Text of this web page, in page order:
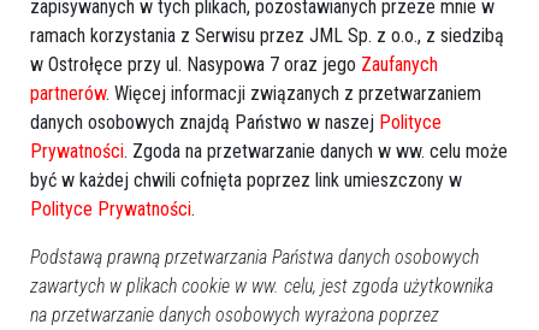
zapisywanych w tych plikach, pozostawianych przeze mnie w
ramach korzystania z Serwisu przez JML Sp. z o.o., z siedzibą
w Ostrołęce przy ul. Nasypowa 7 oraz jego Zaufanych
partnerów. Więcej informacji związanych z przetwarzaniem
danych osobowych znajdą Państwo w naszej Polityce
Prywatności. Zgoda na przetwarzanie danych w ww. celu może
być w każdej chwili cofnięta poprzez link umieszczony w
Polityce Prywatności.
Podstawą prawną przetwarzania Państwa danych osobowych
zawartych w plikach cookie w ww. celu, jest zgoda użytkownika
na przetwarzanie danych osobowych wyrażona poprzez